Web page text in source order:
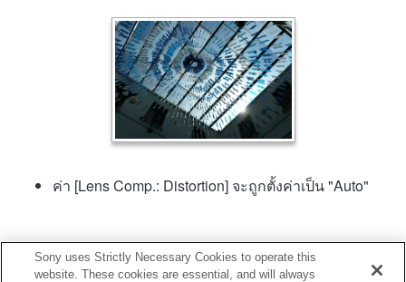
ค่า [Lens Comp.: Distortion] จะถูกตั้งค่าเป็น "Auto"
Sony uses Strictly Necessary Cookies to operate this
website. These cookies are essential, and will always